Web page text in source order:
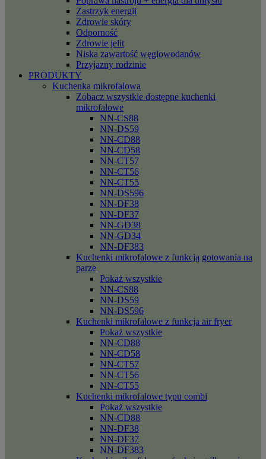
Zastrzyk energii
Zdrowie skóry
Odporność
Zdrowie jelit
Niska zawartość węglowodanów
Przyjazny rodzinie
PRODUKTY
Kuchenka mikrofalowa
Zobacz wszystkie dostępne kuchenki
mikrofalowe
NN-CS88
NN-DS59
NN-CD88
NN-CD58
NN-CT57
NN-CT56
NN-CT55
NN-DS596
NN-DF38
NN-DF37
NN-GD38
NN-GD34
NN-DF383
Kuchenki mikrofalowe z funkcją gotowania na
parze
Pokaż wszystkie
NN-CS88
NN-DS59
NN-DS596
Kuchenki mikrofalowe z funkcja air fryer
Pokaż wszystkie
NN-CD88
NN-CD58
NN-CT57
NN-CT56
NN-CT55
Kuchenki mikrofalowe typu combi
Pokaż wszystkie
NN-CD88
NN-DF38
NN-DF37
NN-DF383